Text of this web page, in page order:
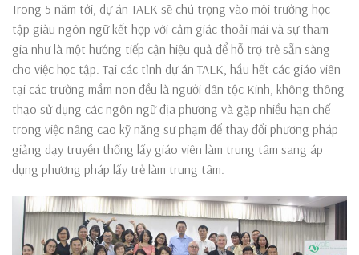
Trong 5 năm tới, dự án TALK sẽ chú trọng vào môi trường học
tập giàu ngôn ngữ kết hợp với cảm giác thoải mái và sự tham
gia như là một hướng tiếp cận hiệu quả để hỗ trợ trẻ sẵn sàng
cho việc học tập. Tại các tỉnh dự án TALK, hầu hết các giáo viên
tại các trường mầm non đều là người dân tộc Kinh, không thông
thạo sử dụng các ngôn ngữ địa phương và gặp nhiều hạn chế
trong việc nâng cao kỹ năng sư phạm để thay đổi phương pháp
giảng dạy truyền thống lấy giáo viên làm trung tâm sang áp
dụng phương pháp lấy trẻ làm trung tâm.